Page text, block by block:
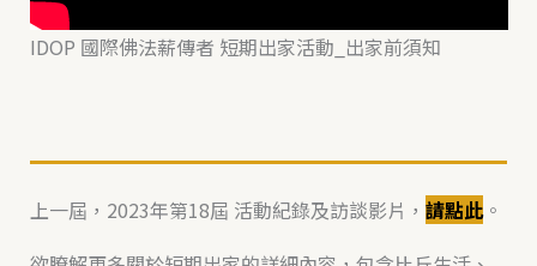
IDOP 國際佛法薪傳者 短期出家活動_出家前須知
上一屆，2023年第18屆 活動紀錄及訪談影片， 請點此。